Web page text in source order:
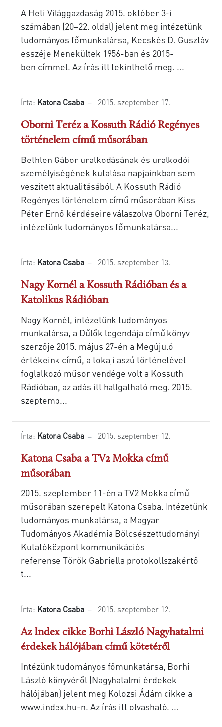
A Heti Világgazdaság 2015. október 3-i
számában (20–22. oldal) jelent meg intézetünk
tudományos főmunkatársa, Kecskés D. Gusztáv
esszéje Menekültek 1956-ban és 2015-
ben címmel. Az írás itt tekinthető meg. ...
Írta: Katona Csaba 2015. szeptember 17.
Oborni Teréz a Kossuth Rádió Regényes
történelem című műsorában
Bethlen Gábor uralkodásának és uralkodói
személyiségének kutatása napjainkban sem
veszített aktualitásából. A Kossuth Rádió
Regényes történelem című műsorában Kiss
Péter Ernő kérdéseire válaszolva Oborni Teréz,
intézetünk tudományos főmunkatársa...
Írta: Katona Csaba 2015. szeptember 13.
Nagy Kornél a Kossuth Rádióban és a
Katolikus Rádióban
Nagy Kornél, intézetünk tudományos
munkatársa, a Dűlők legendája című könyv
szerzője 2015. május 27-én a Megújuló
értékeink című, a tokaji aszú történetével
foglalkozó műsor vendége volt a Kossuth
Rádióban, az adás itt hallgatható meg. 2015.
szeptemb...
Írta: Katona Csaba 2015. szeptember 12.
Katona Csaba a TV2 Mokka című
műsorában
2015. szeptember 11-én a TV2 Mokka című
műsorában szerepelt Katona Csaba. Intézetünk
tudományos munkatársa, a Magyar
Tudományos Akadémia Bölcsészettudományi
Kutatóközpont kommunikációs
referense Török Gabriella protokollszakértő
t...
Írta: Katona Csaba 2015. szeptember 12.
Az Index cikke Borhi László Nagyhatalmi
érdekek hálójában című kötetéről
Intézünk tudományos főmunkatársa, Borhi
László könyvéről (Nagyhatalmi érdekek
hálójában) jelent meg Kolozsi Ádám cikke a
www.index.hu-n. Az írás itt olvasható. ...